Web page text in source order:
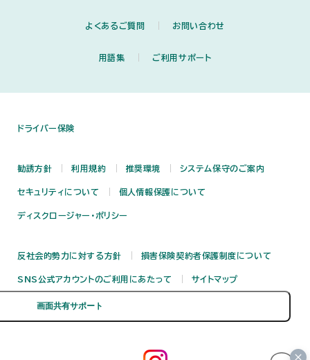
よくあるご質問 お問い合わせ
用語集 ご利用サポート
ドライバー保険
勧誘方針 利用規約 推奨環境 システム保守のご案内
セキュリティについて 個人情報保護について
ディスクロージャー・ポリシー
反社会的勢力に対する方針 損害保険契約者保護制度について
SNS公式アカウントのご利用にあたって サイトマップ